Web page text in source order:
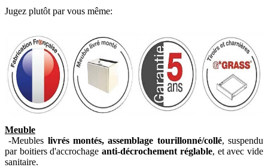
Jugez plutôt par vous même:
Meuble
-Meubles livrés montés, assemblage tourillonné/collé, suspendu
par boitiers d'accrochageanti-décrochement réglable, et avec vide
sanitaire.